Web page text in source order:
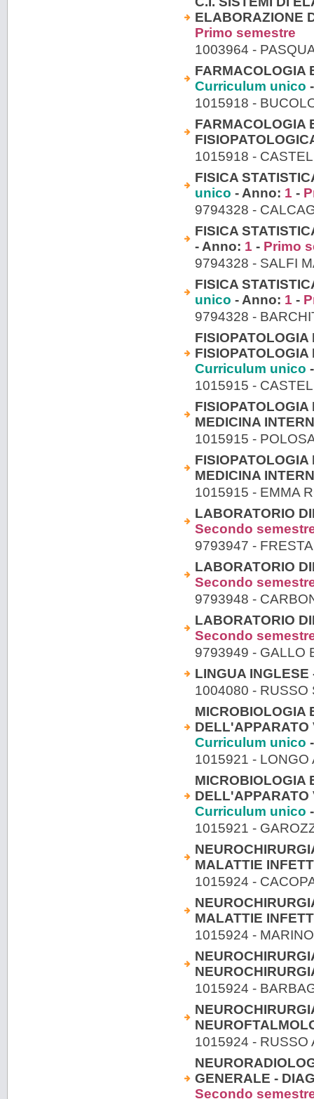
ELABORAZIONE
Primo semestre
1003964 -
FARMACOLOGIA
Curriculum unico
1015918 -
FARMACOLOGIA
1015918 -
FISICA
unico - Anno: 1 -
9794328 -
FISICA
- Anno: 1 - Primo
9794328 - SALFI
FISICA
unico - Anno: 1 -
9794328 -
FISIOPATOLOGIA
Curriculum unico
1015915 -
FISIOPATOLOGIA
MEDICINA
1015915 -
FISIOPATOLOGIA
MEDICINA
1015915 - EMMA
LABORATORIO
Secondo
9793947 -
LABORATORIO
Secondo
9793948 -
LABORATORIO
Secondo
9793949 - GALLO
LINGUA
1004080 - RUSSO
MICROBIOLOGIA
DELL'APPARATO
Curriculum unico
1015921 - LONGO
MICROBIOLOGIA
DELL'APPARATO
Curriculum unico
1015921 -
MALATTIE
1015924 -
MALATTIE
1015924 -
1015924 -
1015924 - RUSSO
GENERALE -
Secondo